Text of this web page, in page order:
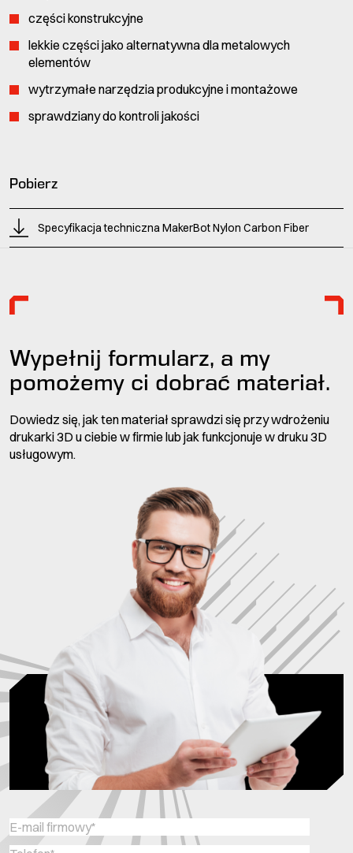
części konstrukcyjne
lekkie części jako alternatywna dla metalowych
elementów
wytrzymałe narzędzia produkcyjne i montażowe
sprawdziany do kontroli jakości
Pobierz
Specyfikacja techniczna MakerBot Nylon Carbon Fiber
Wypełnij formularz, a my
pomożemy ci dobrać materiał.
Dowiedz się, jak ten materiał sprawdzi się przy wdrożeniu
drukarki 3D u ciebie w firmie lub jak funkcjonuje w druku 3D
usługowym.